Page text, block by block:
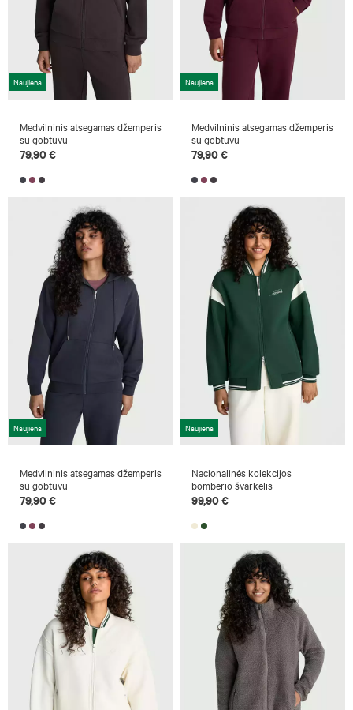
Naujiena
Medvilninis atsegamas džemperis
su gobtuvu
79,90 €
Naujiena
Medvilninis atsegamas džemperis
su gobtuvu
79,90 €
Naujiena
Medvilninis atsegamas džemperis
su gobtuvu
79,90 €
Naujiena
Nacionalinės kolekcijos
bomberio švarkelis
99,90 €